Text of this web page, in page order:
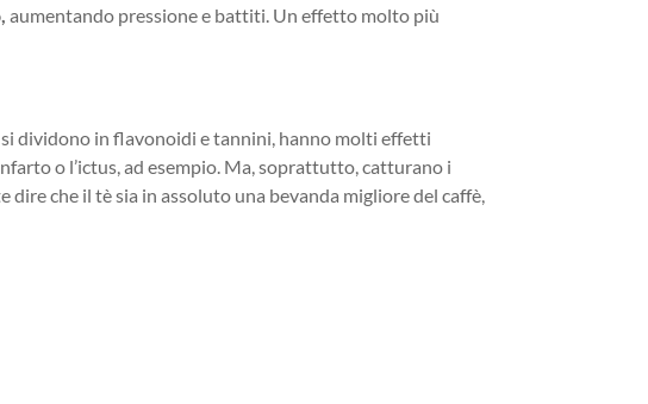
aumentando pressione e battiti. Un effetto molto più
dividono in flavonoidi e tannini, hanno molti effetti
o l’ictus, ad esempio. Ma, soprattutto, catturano i
che il tè sia in assoluto una bevanda migliore del caffè,